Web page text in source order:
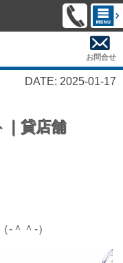
お問合せ
DATE: 2025-01-17
｜貸店舗
（‐＾＾‐）